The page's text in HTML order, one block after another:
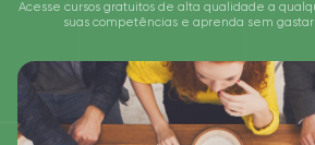
Acesse cursos gratuitos de alta qualidade a
suas competências e aprenda sem